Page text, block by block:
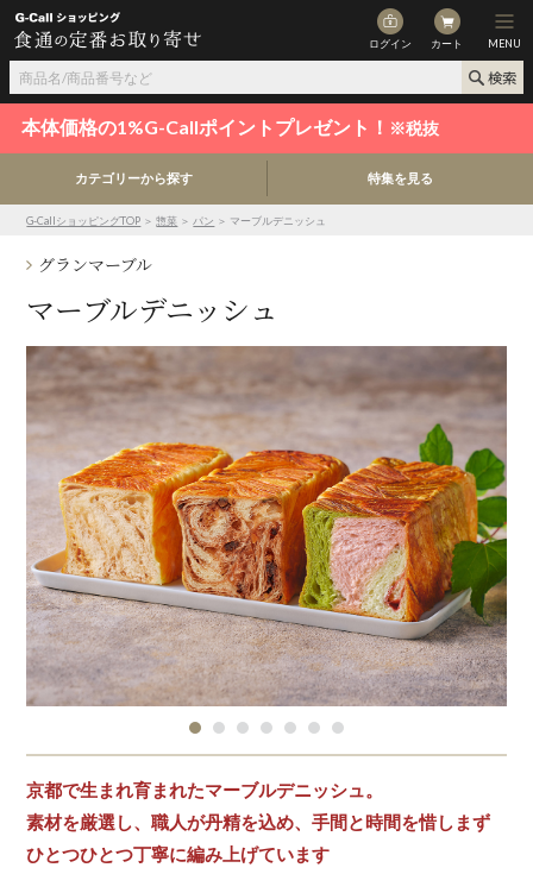
ログイン カート MENU
本体価格の1%G-Callポイントプレゼント！ ※税抜
カテゴリーから探す 特集を見る
G-CallショッピングTOP ＞惣菜 ＞ パン ＞ マーブルデニッシュ
グランマーブル
マーブルデニッシュ
京都で生まれ育まれたマーブルデニッシュ。
素材を厳選し、職人が丹精を込め、手間と時間を惜しまず
ひとつひとつ丁寧に編み上げています